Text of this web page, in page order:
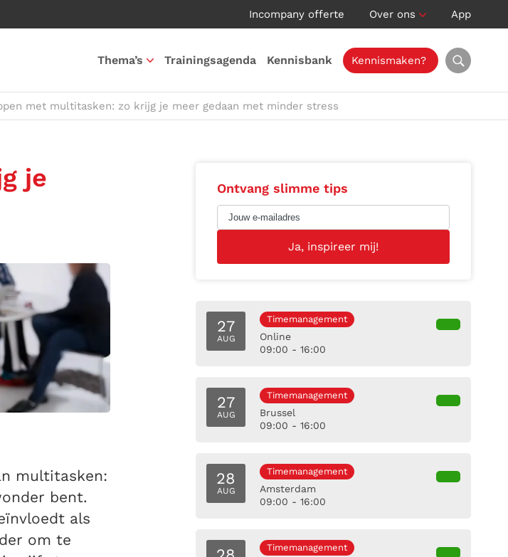
Incompany offerte Over ons App
Thema’s Trainingsagenda Kennisbank Kennismaken?
met multitasken: zo krijg je meer gedaan met minder stress
je
multitasken:
bent.
als
om te
Ontvang slimme tips
27
AUG
Timemanagement
Online
09:00 - 16:00
27
AUG
Timemanagement
Brussel
09:00 - 16:00
28
AUG
Timemanagement
Amsterdam
09:00 - 16:00
Timemanagement